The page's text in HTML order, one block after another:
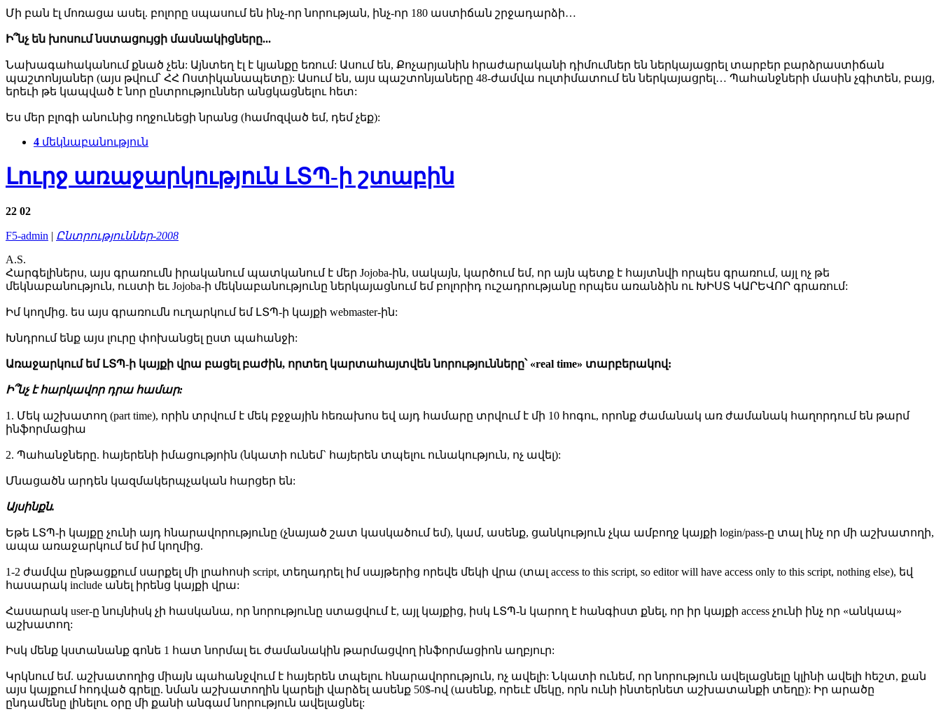
Մի բան էլ մոռացա ասել. բոլորը սպասում են ինչ-որ նորության, ինչ-որ 180 աստիճան շրջադարձի…
Ի՞նչ են խոսում նստացույցի մասնակիցները...
Նախագահականում քնած չեն: Այնտեղ էլ է կյանքը եռում: Ասում են, Քոչարյանին հրաժարականի դիմումներ են ներկայացրել տարբեր բարձրաստիճան
պաշտոնյաներ (այս թվում՝ ՀՀ Ոստիկանապետը): Ասում են, այս պաշտոնյաները 48-ժամվա ուլտիմատում են ներկայացրել… Պահանջների մասին չգիտեն, բայց,
երեւի թե կապված է նոր ընտրություններ անցկացնելու հետ:
Ես մեր բլոգի անունից ողջունեցի նրանց (համոզված եմ, դեմ չեք):
4 մեկնաբանություն
Լուրջ առաջարկություն ԼՏՊ-ի շտաբին
22 02
F5-admin | Ընտրություններ-2008
A.S.
Հարգելիներս, այս գրառումն իրականում պատկանում է մեր Jojoba-ին, սակայն, կարծում եմ, որ այն պետք է հայտնվի որպես գրառում, այլ ոչ թե
մեկնաբանություն, ուստի եւ Jojoba-ի մեկնաբանությունը ներկայացնում եմ բոլորիդ ուշադրությանը որպես առանձին ու ԽԻՍՏ ԿԱՐԵՎՈՐ գրառում:
Իմ կողմից. ես այս գրառումն ուղարկում եմ ԼՏՊ-ի կայքի webmaster-ին:
Խնդրում ենք այս լուրը փոխանցել ըստ պահանջի:
Առաջարկում եմ ԼՏՊ-ի կայքի վրա բացել բաժին, որտեղ կարտահայտվեն նորությունները՝ «real time» տարբերակով:
Ի՞նչ է հարկավոր դրա համար:
1. Մեկ աշխատող (part time), որին տրվում է մեկ բջջային հեռախոս եվ այդ համարը տրվում է մի 10 հոգու, որոնք ժամանակ առ ժամանակ հաղորդում են թարմ
ինֆորմացիա
2. Պահանջները. հայերենի իմացությոին (նկատի ունեմ` հայերեն տպելու ունակություն, ոչ ավել):
Մնացածն արդեն կազմակերպչական հարցեր են:
Այսինքն.
Եթե ԼՏՊ-ի կայքը չունի այդ հնարավորությունը (չնայած շատ կասկածում եմ), կամ, ասենք, ցանկություն չկա ամբողջ կայքի login/pass-ը տալ ինչ որ մի աշխատողի,
ապա առաջարկում եմ իմ կողմից.
1-2 ժամվա ընթացքում սարքել մի լրահոսի script, տեղադրել իմ սայթերից որեվե մեկի վրա (տալ access to this script, so editor will have access only to this script, nothing else), եվ
հասարակ include անել իրենց կայքի վրա:
Հասարակ user-ը նույնիսկ չի հասկանա, որ նորությունը ստացվում է, այլ կայքից, իսկ ԼՏՊ-ն կարող է հանգիստ քնել, որ իր կայքի access չունի ինչ որ «անկապ»
աշխատող:
Իսկ մենք կստանանք գոնե 1 հատ նորմալ եւ ժամանակին թարմացվող ինֆորմացիոն աղբյուր:
Կրկնում եմ. աշխատողից միայն պահանջվում է հայերեն տպելու հնարավորություն, ոչ ավելի: Նկատի ունեմ, որ նորություն ավելացնելը կլինի ավելի հեշտ, քան
այս կայքում հոդված գրելը. նման աշխատողին կարելի վարձել ասենք 50$-ով (ասենք, որեւէ մեկը, որն ունի ինտերնետ աշխատանքի տեղը): Իր արածը
ընդամենը լինելու օրը մի քանի անգամ նորություն ավելացնել: